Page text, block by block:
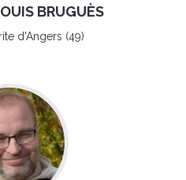
BRUGUÈS
d'Angers (49)